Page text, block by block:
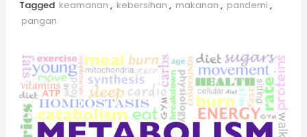
Tagged keamanan , kebersihan , makanan , pandemi ,
pangan